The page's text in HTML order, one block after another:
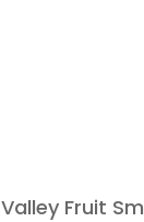
Valley Fruit